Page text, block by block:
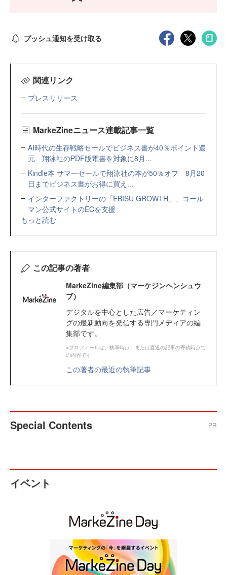
プッシュ通知を受け取る
関連リンク
プレスリリース
MarkeZineニュース連載記事一覧
AI時代の生存戦略セールでビジネス書が40％ポイント還
元 翔泳社のPDF版電書を対象に8月...
Kindle本 サマーセールで翔泳社の本が50％オフ 8月20
日までビジネス書がお得に買え...
インターファクトリーの「EBISU GROWTH」、コール
マン公式サイトのECを支援
もっと読む
この記事の著者
MarkeZine編集部（マーケジンヘンシュウ
ブ）
デジタルを中心とした広告／マーケティン
グの最新動向を発信する専門メディアの編
集部です。
※プロフィールは、執筆時点、または直近の記事の寄稿時点で
の内容です
この著者の最近の執筆記事
Special Contents PR
イベント